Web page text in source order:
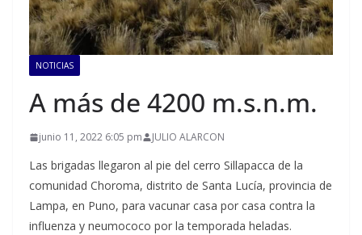
NOTICIAS
A más de 4200 m.s.n.m.
junio 11, 2022 6:05 pm JULIO ALARCON
Las brigadas llegaron al pie del cerro Sillapacca de la
comunidad Choroma, distrito de Santa Lucía, provincia de
Lampa, en Puno, para vacunar casa por casa contra la
influenza y neumococo por la temporada heladas.